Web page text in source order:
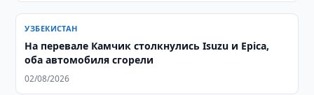
УЗБЕКИСТАН
На перевале Камчик столкнулись Isuzu и Epica,
оба автомобиля сгорели
02/08/2026